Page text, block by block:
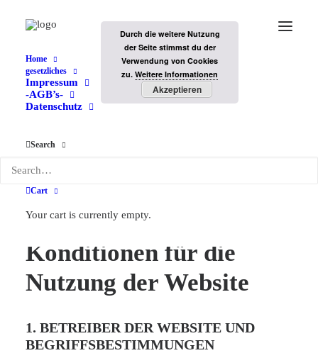
Home
gesetzliches
Impressum
-AGB’s-
Datenschutz
Search
Cart
Your cart is currently empty.
Bedingungen und Konditionen für die Nutzung der
Website
Bedingungen und
Konditionen für die
Nutzung der Website
1. BETREIBER DER WEBSITE UND
BEGRIFFSBESTIMMUNGEN
Durch die weitere Nutzung
der Seite stimmst du der
Verwendung von Cookies
zu. Weitere Informationen
Akzeptieren